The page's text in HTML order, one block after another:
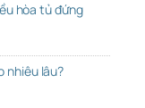
hòa tủ đứng
nhiêu lâu?